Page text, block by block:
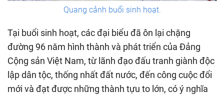
Quang cảnh buổi sinh hoạt.
Tại buổi sinh hoạt, các đại biểu đã ôn lại chặng
đường 96 năm hình thành và phát triển của Đảng
Cộng sản Việt Nam, từ lãnh đạo đấu tranh giành độc
lập dân tộc, thống nhất đất nước, đến công cuộc đổi
mới và đạt được những thành tựu to lớn, có ý nghĩa